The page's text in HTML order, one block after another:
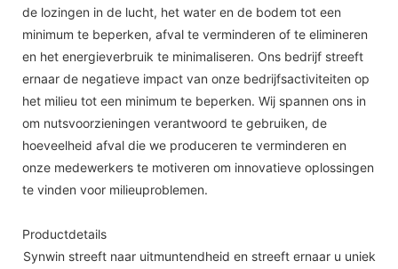
de lozingen in de lucht, het water en de bodem tot een
minimum te beperken, afval te verminderen of te elimineren
en het energieverbruik te minimaliseren. Ons bedrijf streeft
ernaar de negatieve impact van onze bedrijfsactiviteiten op
het milieu tot een minimum te beperken. Wij spannen ons in
om nutsvoorzieningen verantwoord te gebruiken, de
hoeveelheid afval die we produceren te verminderen en
onze medewerkers te motiveren om innovatieve oplossingen
te vinden voor milieuproblemen.
Productdetails
Synwin streeft naar uitmuntendheid en streeft ernaar u uniek